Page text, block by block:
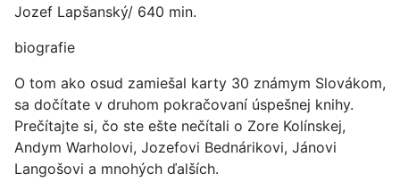
Jozef Lapšanský/ 640 min.
biografie
O tom ako osud zamiešal karty 30 známym Slovákom,
sa dočítate v druhom pokračovaní úspešnej knihy.
Prečítajte si, čo ste ešte nečítali o Zore Kolínskej,
Andym Warholovi, Jozefovi Bednárikovi, Jánovi
Langošovi a mnohých ďalších.